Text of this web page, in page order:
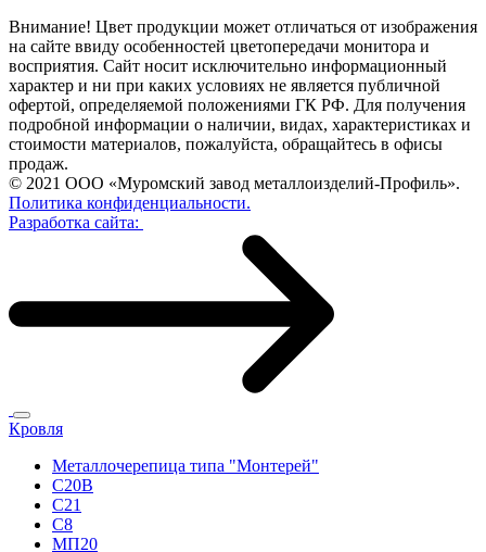
Внимание! Цвет продукции может отличаться от изображения
на сайте ввиду особенностей цветопередачи монитора и
восприятия. Сайт носит исключительно информационный
характер и ни при каких условиях не является публичной
офертой, определяемой положениями ГК РФ. Для получения
подробной информации о наличии, видах, характеристиках и
стоимости материалов, пожалуйста, обращайтесь в офисы
продаж.
© 2021 ООО «Муромский завод металлоизделий-Профиль».
Политика конфиденциальности.
Разработка сайта:
Кровля
Металлочерепица типа "Монтерей"
С20B
С21
C8
МП20